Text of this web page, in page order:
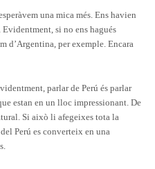
una mica més. Ens havien
Evidentment, si no ens hagués
d’Argentina, per exemple. Encara
parlar de Perú és parlar
estan en un lloc impressionant. De
Si això li afegeixes tota la
Perú es converteix en una